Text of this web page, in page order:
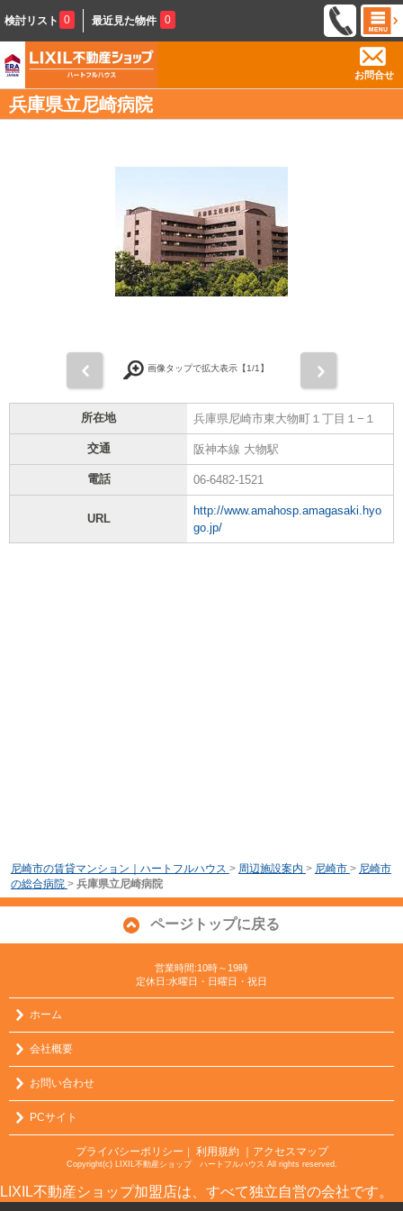
検討リスト 0 最近見た物件 0
お問合せ
兵庫県立尼崎病院
画像タップで拡大表示【1/1】
所在地 兵庫県尼崎市東大物町１丁目１−１
交通 阪神本線 大物駅
電話 06-6482-1521
URL
http://www.amahosp.amagasaki.hyo
go.jp/
尼崎市の賃貸マンション｜ハートフルハウス > 周辺施設案内 > 尼崎市 > 尼崎市
の総合病院 > 兵庫県立尼崎病院
ページトップに戻る
営業時間:10時～19時
定休日:水曜日・日曜日・祝日
ホーム
会社概要
お問い合わせ
PCサイト
プライバシーポリシー ｜ 利用規約 ｜アクセスマップ
Copyright(c) LIXIL不動産ショップ ハートフルハウス All rights reserved.
LIXIL不動産ショップ加盟店は、すべて独立自営の会社です。